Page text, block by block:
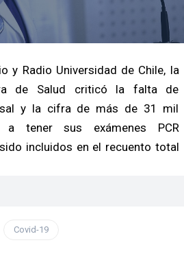
y Radio Universidad de Chile, la
de Salud criticó la falta de
y la cifra de más de 31 mil
a tener sus exámenes PCR
incluidos en el recuento total
Covid-19